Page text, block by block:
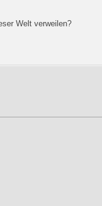
Welt verweilen?